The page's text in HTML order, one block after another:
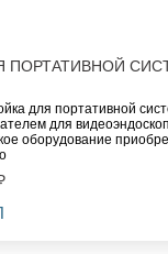
ПОРТАТИВНОЙ
для портативной
для
оборудование